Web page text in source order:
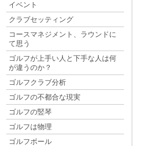
イベント
クラブセッティング
コースマネジメント、ラウンドに
て思う
ゴルフが上手い人と下手な人は何
が違うのか？
ゴルフクラブ分析
ゴルフの不都合な現実
ゴルフの竪琴
ゴルフは物理
ゴルフボール